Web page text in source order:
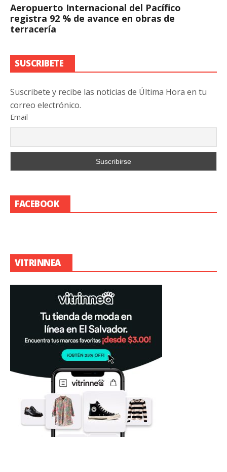
Aeropuerto Internacional del Pacífico
registra 92 % de avance en obras de
terracería
SUSCRIBETE
Suscribete y recibe las noticias de Última Hora en tu
correo electrónico.
Email
FACEBOOK
VITRINNEA